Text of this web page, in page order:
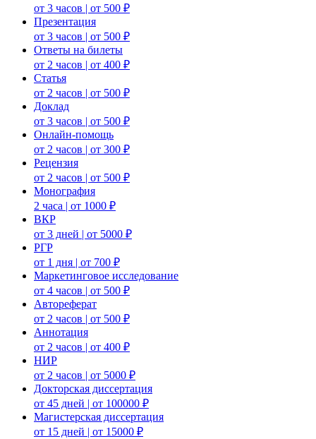
от 3 часов | от 500 ₽
Презентация
от 3 часов | от 500 ₽
Ответы на билеты
от 2 часов | от 400 ₽
Статья
от 2 часов | от 500 ₽
Доклад
от 3 часов | от 500 ₽
Онлайн-помощь
от 2 часов | от 300 ₽
Рецензия
от 2 часов | от 500 ₽
Монография
2 часа | от 1000 ₽
ВКР
от 3 дней | от 5000 ₽
РГР
от 1 дня | от 700 ₽
Маркетинговое исследование
от 4 часов | от 500 ₽
Автореферат
от 2 часов | от 500 ₽
Аннотация
от 2 часов | от 400 ₽
НИР
от 2 часов | от 5000 ₽
Докторская диссертация
от 45 дней | от 100000 ₽
Магистерская диссертация
от 15 дней | от 15000 ₽